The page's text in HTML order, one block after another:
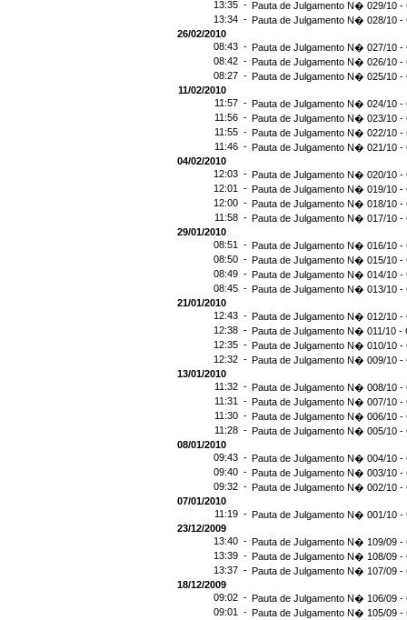
13:35 - Pauta de Julgamento N� 029/10 -
13:34 - Pauta de Julgamento N� 028/10 -
26/02/2010
08:43 - Pauta de Julgamento N� 027/10 -
08:42 - Pauta de Julgamento N� 026/10 -
08:27 - Pauta de Julgamento N� 025/10 -
11/02/2010
11:57 - Pauta de Julgamento N� 024/10 -
11:56 - Pauta de Julgamento N� 023/10 -
11:55 - Pauta de Julgamento N� 022/10 -
11:46 - Pauta de Julgamento N� 021/10 -
04/02/2010
12:03 - Pauta de Julgamento N� 020/10 -
12:01 - Pauta de Julgamento N� 019/10 -
12:00 - Pauta de Julgamento N� 018/10 -
11:58 - Pauta de Julgamento N� 017/10 -
29/01/2010
08:51 - Pauta de Julgamento N� 016/10 -
08:50 - Pauta de Julgamento N� 015/10 -
08:49 - Pauta de Julgamento N� 014/10 -
08:45 - Pauta de Julgamento N� 013/10 -
21/01/2010
12:43 - Pauta de Julgamento N� 012/10 -
12:38 - Pauta de Julgamento N� 011/10 -
12:35 - Pauta de Julgamento N� 010/10 -
12:32 - Pauta de Julgamento N� 009/10 -
13/01/2010
11:32 - Pauta de Julgamento N� 008/10 -
11:31 - Pauta de Julgamento N� 007/10 -
11:30 - Pauta de Julgamento N� 006/10 -
11:28 - Pauta de Julgamento N� 005/10 -
08/01/2010
09:43 - Pauta de Julgamento N� 004/10 -
09:40 - Pauta de Julgamento N� 003/10 -
09:32 - Pauta de Julgamento N� 002/10 -
07/01/2010
11:19 - Pauta de Julgamento N� 001/10 -
23/12/2009
13:40 - Pauta de Julgamento N� 109/09 -
13:39 - Pauta de Julgamento N� 108/09 -
13:37 - Pauta de Julgamento N� 107/09 -
18/12/2009
09:02 - Pauta de Julgamento N� 106/09 -
09:01 - Pauta de Julgamento N� 105/09 -